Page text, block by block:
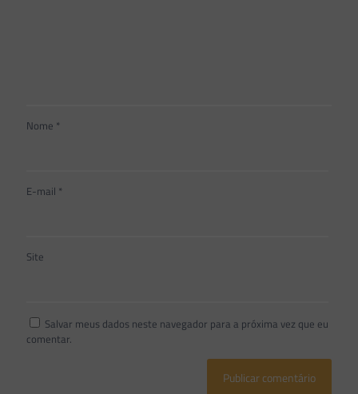
Nome *
E-mail *
Site
Salvar meus dados neste navegador para a próxima vez que eu
comentar.